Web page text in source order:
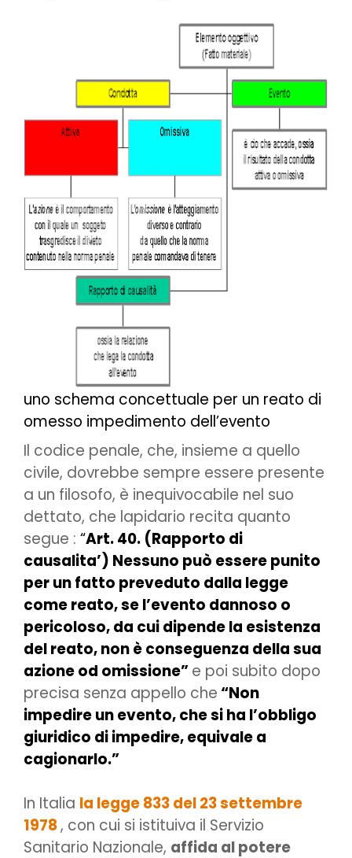
uno schema concettuale per un reato di
omesso impedimento dell’evento
Il codice penale, che, insieme a quello
civile, dovrebbe sempre essere presente
a un filosofo, è inequivocabile nel suo
dettato, che lapidario recita quanto
segue : “Art. 40. (Rapporto di
causalita’) Nessuno può essere punito
per un fatto preveduto dalla legge
come reato, se l’evento dannoso o
pericoloso, da cui dipende la esistenza
del reato, non è conseguenza della sua
azione od omissione”e poi subito dopo
precisa senza appello che“Non
impedire un evento, che si ha l’obbligo
giuridico di impedire, equivale a
cagionarlo.”
In Italia la legge 833 del 23 settembre
1978, con cui si istituiva il Servizio
Sanitario Nazionale, affida al potere